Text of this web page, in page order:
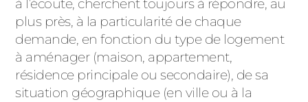
à l’écoute, cherchent toujours à répondre, au
plus près, à la particularité de chaque
demande, en fonction du type de logement
à aménager (maison, appartement,
résidence principale ou secondaire), de sa
situation géographique (en ville ou à la